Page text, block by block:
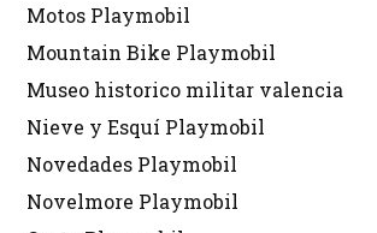
Motos Playmobil
Mountain Bike Playmobil
Museo historico militar valencia
Nieve y Esquí Playmobil
Novedades Playmobil
Novelmore Playmobil